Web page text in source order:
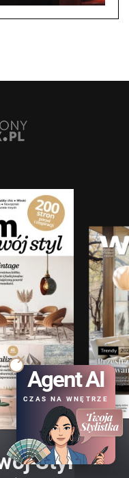
Styl
Agent AI
CZAS NA WNĘTRZE